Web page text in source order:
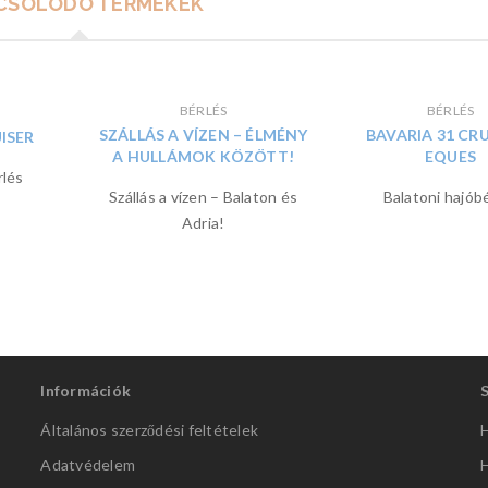
BÉRLÉS
SZÁLLÁS A VÍZEN – ÉLMÉNY
A HULLÁMOK KÖZÖTT!
Szállás a vízen – Balaton és
Adria!
BÉRLÉS
BAVARIA 31
EQUES
Balatoni
Információk
Általános szerződési feltételek
Adatvédelem